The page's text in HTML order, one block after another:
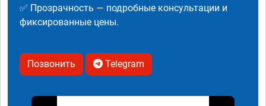
✅ Прозрачность — подробные консультации и
фиксированные цены.
Позвонить Telegram